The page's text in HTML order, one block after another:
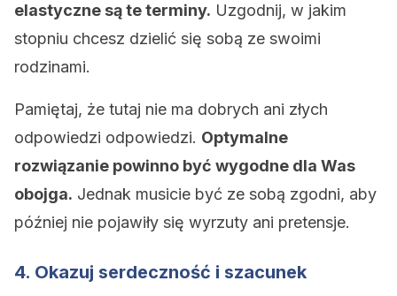
elastyczne są te terminy. Uzgodnij, w jakim
stopniu chcesz dzielić się sobą ze swoimi
rodzinami.
Pamiętaj, że tutaj nie ma dobrych ani złych
odpowiedzi odpowiedzi. Optymalne
rozwiązanie powinno być wygodne dla Was
obojga. Jednak musicie być ze sobą zgodni, aby
później nie pojawiły się wyrzuty ani pretensje.
4. Okazuj serdeczność i szacunek